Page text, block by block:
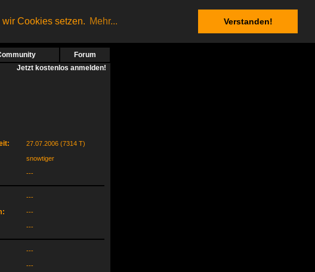
Cookies setzen. Mehr... Verstanden!
Forum
Jetzt kostenlos anmelden!
27.07.2006 (7314 T)
snowtiger
---
---
---
---
---
---